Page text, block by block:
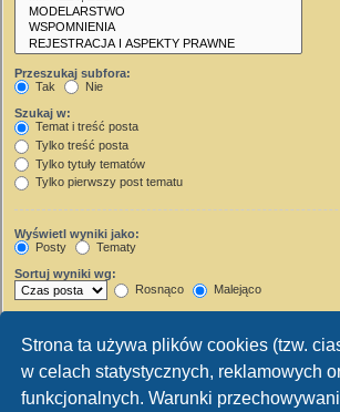
Strona ta używa plików cookies (tzw.
w celach statystycznych, reklamowych
funkcjonalnych. Warunki
Przeszukaj subfora:
Tak
Nie
Szukaj w:
Temat i treść posta
Tylko treść posta
Tylko tytuły tematów
Tylko pierwszy post tematu
Wyświetl wyniki jako:
Posty
Tematy
Sortuj wyniki wg:
Rosnąco
Malejąco
Wyświetl pierwsze:
Ustaw 0, aby wyświetlić cały post.
znaków w poście